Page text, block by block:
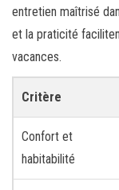
entretien maîtrisé
et la praticité
vacances.
Critère
Confort et
habitabilité